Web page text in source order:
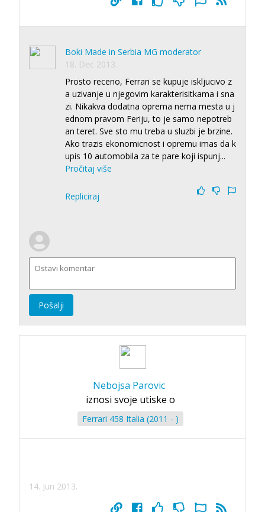
Boki Made in Serbia MG moderator
18. Dec 2013.
Prosto receno, Ferrari se kupuje iskljucivo z
a uzivanje u njegovim karakterisitkama i sna
zi. Nikakva dodatna oprema nema mesta u j
ednom pravom Feriju, to je samo nepotreb
an teret. Sve sto mu treba u sluzbi je brzine.
Ako trazis ekonomicnost i opremu imas da k
upis 10 automobila za te pare koji ispunj...
Pročitaj više
Repliciraj
Pošalji
Nebojsa Parovic
iznosi svoje utiske o
Ferrari 458 Italia (2011 - )
14. Jun 2013.